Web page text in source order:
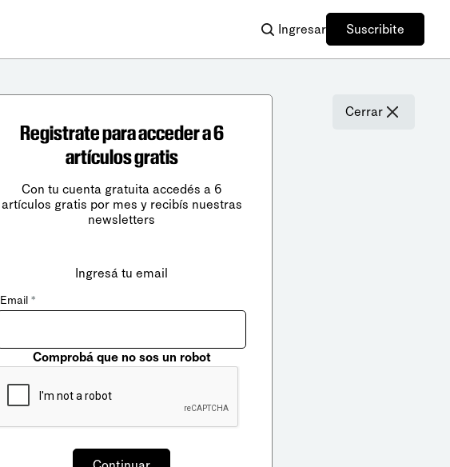
Ingresar Suscribite
Cerrar
Registrate para acceder a 6
artículos gratis
Con tu cuenta gratuita accedés a 6
artículos gratis por mes y recibís nuestras
newsletters
Ingresá tu email
Email *
Comprobá que no sos un robot